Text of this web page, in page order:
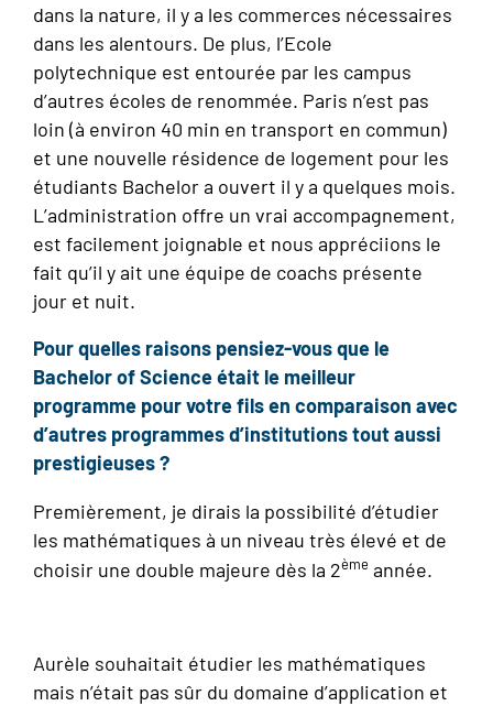
dans la nature, il y a les commerces nécessaires
dans les alentours. De plus, l’Ecole
polytechnique est entourée par les campus
d’autres écoles de renommée. Paris n’est pas
loin (à environ 40 min en transport en commun)
et une nouvelle résidence de logement pour les
étudiants Bachelor a ouvert il y a quelques mois.
L’administration offre un vrai accompagnement,
est facilement joignable et nous appréciions le
fait qu’il y ait une équipe de coachs présente
jour et nuit.
Pour quelles raisons pensiez-vous que le
Bachelor of Science était le meilleur
programme pour votre fils en comparaison avec
d’autres programmes d’institutions tout aussi
prestigieuses ?
Premièrement, je dirais la possibilité d’étudier
les mathématiques à un niveau très élevé et de
choisir une double majeure dès la 2ème année.
Aurèle souhaitait étudier les mathématiques
mais n’était pas sûr du domaine d’application et